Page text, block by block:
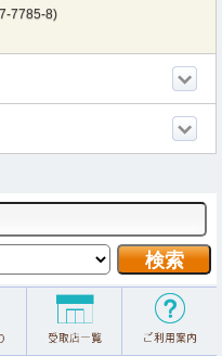
7785-8)